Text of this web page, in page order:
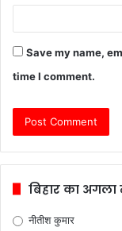
Save my name,
time I comment.
बिहार का अगला
नीतीश कुमार